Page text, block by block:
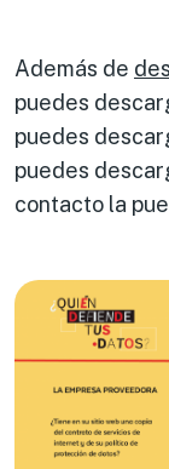
Además de
puedes
puedes
puedes
contacto la